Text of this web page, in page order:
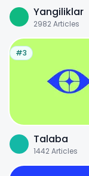
Yangiliklar
2982Articles
#3
Talaba
1442Articles